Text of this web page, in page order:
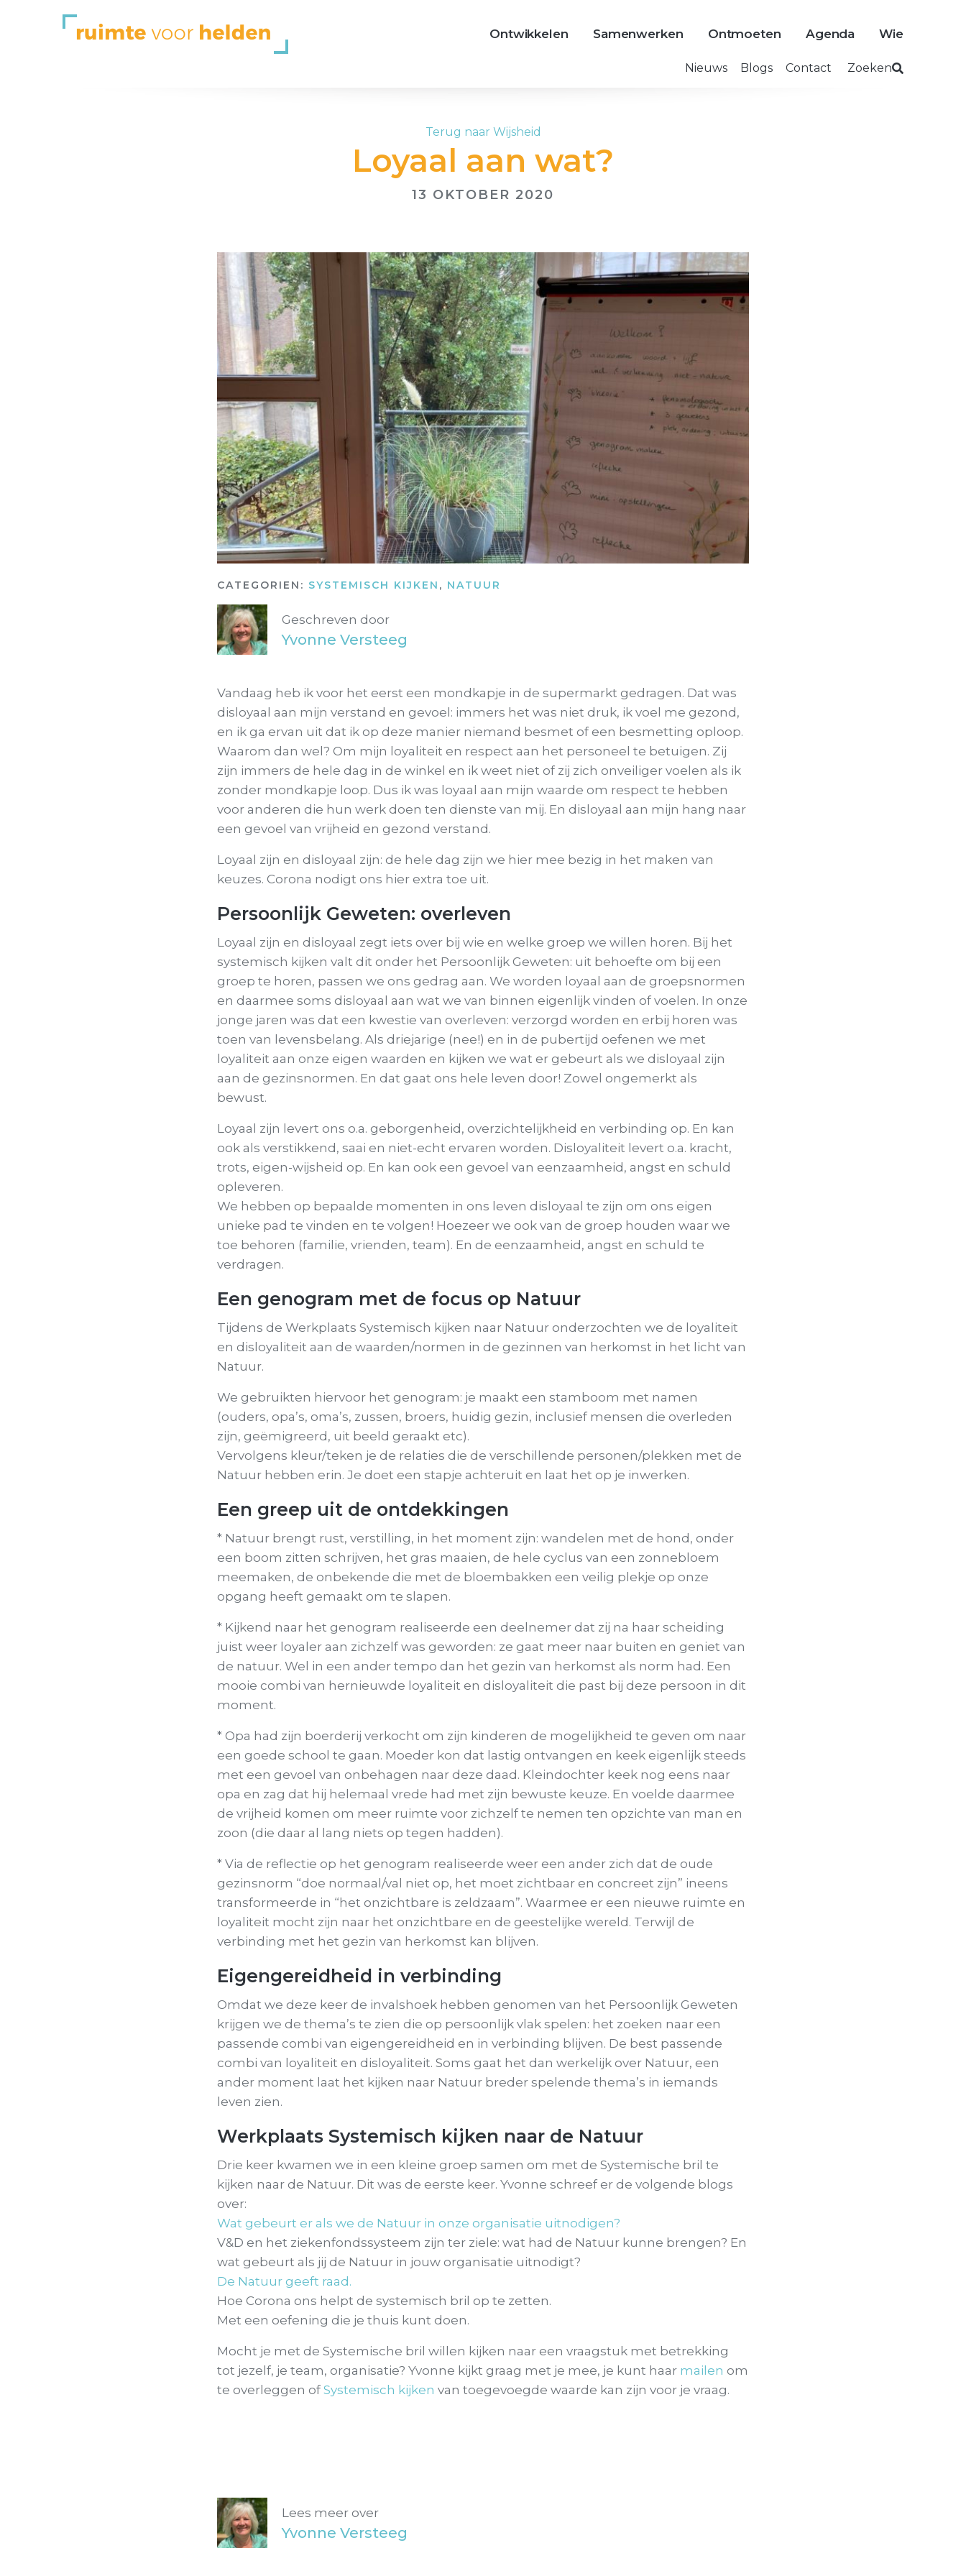
Ontwikkelen Samenwerken Ontmoeten Agenda Wie
Nieuws Blogs Contact Zoeken
Terug naar Wijsheid
Loyaal aan wat?
13 OKTOBER 2020
CATEGORIEN: SYSTEMISCH KIJKEN , NATUUR
Geschreven door
Yvonne Versteeg
Vandaag heb ik voor het eerst een mondkapje in de supermarkt gedragen. Dat was
disloyaal aan mijn verstand en gevoel: immers het was niet druk, ik voel me gezond,
en ik ga ervan uit dat ik op deze manier niemand besmet of een besmetting oploop.
Waarom dan wel? Om mijn loyaliteit en respect aan het personeel te betuigen. Zij
zijn immers de hele dag in de winkel en ik weet niet of zij zich onveiliger voelen als ik
zonder mondkapje loop. Dus ik was loyaal aan mijn waarde om respect te hebben
voor anderen die hun werk doen ten dienste van mij. En disloyaal aan mijn hang naar
een gevoel van vrijheid en gezond verstand.
Loyaal zijn en disloyaal zijn: de hele dag zijn we hier mee bezig in het maken van
keuzes. Corona nodigt ons hier extra toe uit.
Persoonlijk Geweten: overleven
Loyaal zijn en disloyaal zegt iets over bij wie en welke groep we willen horen. Bij het
systemisch kijken valt dit onder het Persoonlijk Geweten: uit behoefte om bij een
groep te horen, passen we ons gedrag aan. We worden loyaal aan de groepsnormen
en daarmee soms disloyaal aan wat we van binnen eigenlijk vinden of voelen. In onze
jonge jaren was dat een kwestie van overleven: verzorgd worden en erbij horen was
toen van levensbelang. Als driejarige (nee!) en in de pubertijd oefenen we met
loyaliteit aan onze eigen waarden en kijken we wat er gebeurt als we disloyaal zijn
aan de gezinsnormen. En dat gaat ons hele leven door! Zowel ongemerkt als
bewust.
Loyaal zijn levert ons o.a. geborgenheid, overzichtelijkheid en verbinding op. En kan
ook als verstikkend, saai en niet-echt ervaren worden. Disloyaliteit levert o.a. kracht,
trots, eigen-wijsheid op. En kan ook een gevoel van eenzaamheid, angst en schuld
opleveren.
We hebben op bepaalde momenten in ons leven disloyaal te zijn om ons eigen
unieke pad te vinden en te volgen! Hoezeer we ook van de groep houden waar we
toe behoren (familie, vrienden, team). En de eenzaamheid, angst en schuld te
verdragen.
Een genogram met de focus op Natuur
Tijdens de Werkplaats Systemisch kijken naar Natuur onderzochten we de loyaliteit
en disloyaliteit aan de waarden/normen in de gezinnen van herkomst in het licht van
Natuur.
We gebruikten hiervoor het genogram: je maakt een stamboom met namen
(ouders, opa’s, oma’s, zussen, broers, huidig gezin, inclusief mensen die overleden
zijn, geëmigreerd, uit beeld geraakt etc).
Vervolgens kleur/teken je de relaties die de verschillende personen/plekken met de
Natuur hebben erin. Je doet een stapje achteruit en laat het op je inwerken.
Een greep uit de ontdekkingen
* Natuur brengt rust, verstilling, in het moment zijn: wandelen met de hond, onder
een boom zitten schrijven, het gras maaien, de hele cyclus van een zonnebloem
meemaken, de onbekende die met de bloembakken een veilig plekje op onze
opgang heeft gemaakt om te slapen.
* Kijkend naar het genogram realiseerde een deelnemer dat zij na haar scheiding
juist weer loyaler aan zichzelf was geworden: ze gaat meer naar buiten en geniet van
de natuur. Wel in een ander tempo dan het gezin van herkomst als norm had. Een
mooie combi van hernieuwde loyaliteit en disloyaliteit die past bij deze persoon in dit
moment.
* Opa had zijn boerderij verkocht om zijn kinderen de mogelijkheid te geven om naar
een goede school te gaan. Moeder kon dat lastig ontvangen en keek eigenlijk steeds
met een gevoel van onbehagen naar deze daad. Kleindochter keek nog eens naar
opa en zag dat hij helemaal vrede had met zijn bewuste keuze. En voelde daarmee
de vrijheid komen om meer ruimte voor zichzelf te nemen ten opzichte van man en
zoon (die daar al lang niets op tegen hadden).
* Via de reflectie op het genogram realiseerde weer een ander zich dat de oude
gezinsnorm “doe normaal/val niet op, het moet zichtbaar en concreet zijn” ineens
transformeerde in “het onzichtbare is zeldzaam”. Waarmee er een nieuwe ruimte en
loyaliteit mocht zijn naar het onzichtbare en de geestelijke wereld. Terwijl de
verbinding met het gezin van herkomst kan blijven.
Eigengereidheid in verbinding
Omdat we deze keer de invalshoek hebben genomen van het Persoonlijk Geweten
krijgen we de thema’s te zien die op persoonlijk vlak spelen: het zoeken naar een
passende combi van eigengereidheid en in verbinding blijven. De best passende
combi van loyaliteit en disloyaliteit. Soms gaat het dan werkelijk over Natuur, een
ander moment laat het kijken naar Natuur breder spelende thema’s in iemands
leven zien.
Werkplaats Systemisch kijken naar de Natuur
Drie keer kwamen we in een kleine groep samen om met de Systemische bril te
kijken naar de Natuur. Dit was de eerste keer. Yvonne schreef er de volgende blogs
over:
Wat gebeurt er als we de Natuur in onze organisatie uitnodigen?
V&D en het ziekenfondssysteem zijn ter ziele: wat had de Natuur kunne brengen? En
wat gebeurt als jij de Natuur in jouw organisatie uitnodigt?
De Natuur geeft raad.
Hoe Corona ons helpt de systemisch bril op te zetten.
Met een oefening die je thuis kunt doen.
Mocht je met de Systemische bril willen kijken naar een vraagstuk met betrekking
tot jezelf, je team, organisatie? Yvonne kijkt graag met je mee, je kunt haar mailen om
te overleggen of Systemisch kijken van toegevoegde waarde kan zijn voor je vraag.
Lees meer over
Yvonne Versteeg